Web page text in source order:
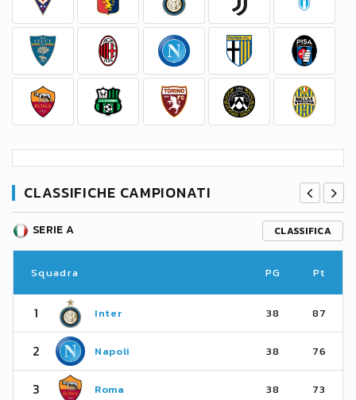
CLASSIFICHE CAMPIONATI
SERIE A CLASSIFICA
Squadra PG Pt
1 Inter 38 87
2 Napoli 38 76
3 Roma 38 73